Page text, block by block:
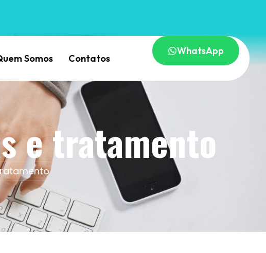
Somos Contatos
WhatsApp
e tratamento